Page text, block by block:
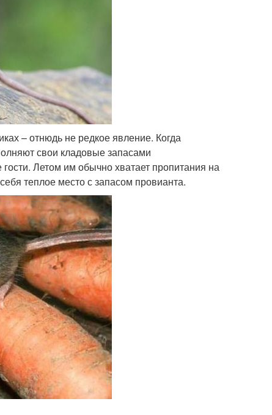
– отнюдь не редкое явление. Когда
свои кладовые запасами
Летом им обычно хватает пропитания на
теплое место с запасом провианта.